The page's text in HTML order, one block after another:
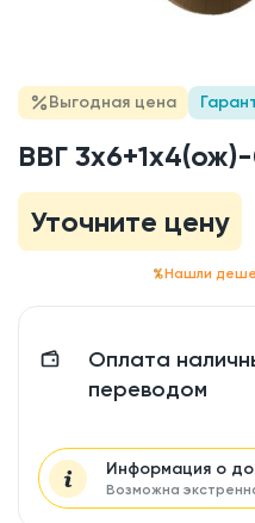
Выгодная цена
ВВГ
Уточните цену
Нашли
Оплата
переводом
Информация о
Возможна